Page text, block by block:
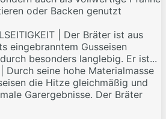
oder Backen genutzt
| Der Bräter ist aus
eingebranntem Gusseisen
besonders langlebig. Er ist...
| Durch seine hohe Materialmasse
die Hitze gleichmäßig und
Garergebnisse. Der Bräter